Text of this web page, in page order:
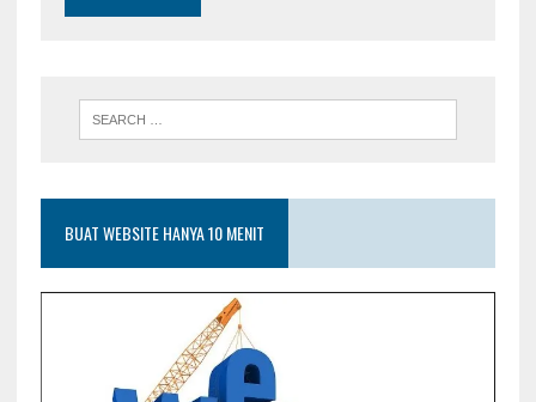
BUAT WEBSITE HANYA 10 MENIT